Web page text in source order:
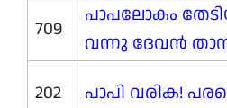
709
പാപലോകം
വന്നു ദേവൻ
202
പാപി വരിക!